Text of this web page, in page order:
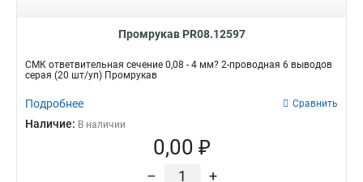
Промрукав PR08.12597
СМК ответвительная сечение 0,08 - 4 мм? 2-проводная 6 выводов
серая (20 шт/уп) Промрукав
Подробнее Сравнить
Наличие: В наличии
0,00 ₽
– +